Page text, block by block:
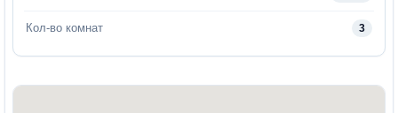
Кол-во комнат 3